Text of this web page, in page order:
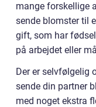
mange forskellige
sende blomster til
gift, som har
på arbejdet eller
Der er selvfølgelig
sende din partner
med noget ekstra